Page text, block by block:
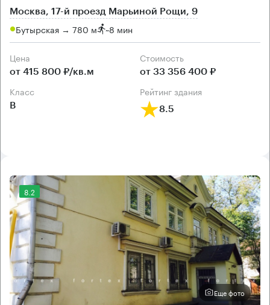
Москва, 17-й проезд Марьиной Рощи, 9
Бутырская → 780 м ~8 мин
Цена
от 415 800 ₽/кв.м
Cтоимость
от 33 356 400 ₽
класс
B
рейтинг здания
8.5
8.2
Еще фото